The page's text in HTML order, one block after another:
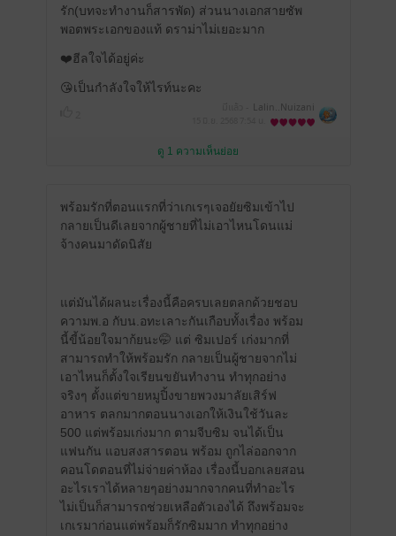
รัก(บทจะทำงานก็สารพัด) ส่วนนางเอกสายซัพ
พอตพระเอกของแท้ ดราม่าไม่เยอะมาก
❤️ฮีลใจได้อยู่ค่ะ
😘เป็นกำลังใจให้ไรท์นะคะ
Lalin..Nuizani
ดู 1 ความเห็นย่อย
พร้อมรักที่ตอนแรกที่ว่าเกเรๆเจอยัยซิมเข้าไป
กลายเป็นดีเลยจากผู้ชายที่ไม่เอาไหนโดนแม่
จ้างคนมาดัดนิสัย
แต่มันได้ผลนะเรื่องนี้คือครบเลยตลกด้วยชอบ
ความพ.อ กับน.อทะเลาะกันเกือบทั้งเรื่อง พร้อม
นี้ขี้น้อยใจมาก้ยนะ🤭 แต่ ซิมเปอร์ เก่งมากที่
สามารถทำให้พร้อมรัก กลายเป็นผู้ชายจากไม่
เอาไหนก็ตั้งใจเรียนขยันทำงาน ทำทุกอย่าง
จริงๆ ตั้งแต่ขายหมูปิ้งขายพวงมาลัยเสิร์ฟ
อาหาร ตลกมากตอนนางเอกให้เงินใช้วันละ
500 แต่พร้อมเก่งมาก ตามจีบซิม จนได้เป็น
แฟนกัน แอบสงสารตอน พร้อม ถูกไล่ออกจาก
คอนโดตอนที่ไม่จ่ายค่าห้อง เรื่องนี้บอกเลยสอน
อะไรเราได้หลายๆอย่างมากจากคนที่ทำอะไร
ไม่เป็นก็สามารถช่วยเหลือตัวเองได้ ถึงพร้อมจะ
เกเรมาก่อนแต่พร้อมก็รักซิมมาก ทำทุกอย่าง